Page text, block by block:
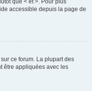
que < et >. Pour plus
accessible depuis la page de
ce forum. La plupart des
être appliquées avec les